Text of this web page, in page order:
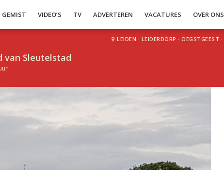
VIDEO’S TV ADVERTEREN VACATURES OVER ONS
van Sleutelstad
LEIDEN · LEIDERDORP · OEGSTGEEST ·